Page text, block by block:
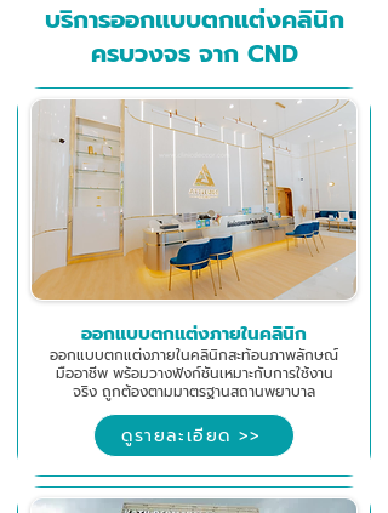
บริการออกแบบตกแต่งคลินิก
ครบวงจร จาก CND
ออกแบบตกแต่งภายในคลินิก
ออกแบบตกแต่งภายในคลินิกสะท้อนภาพลักษณ์
มืออาชีพ พร้อมวางฟังก์ชันเหมาะกับการใช้งาน
จริง ถูกต้องตามมาตรฐานสถานพยาบาล
ดูรายละเอียด >>